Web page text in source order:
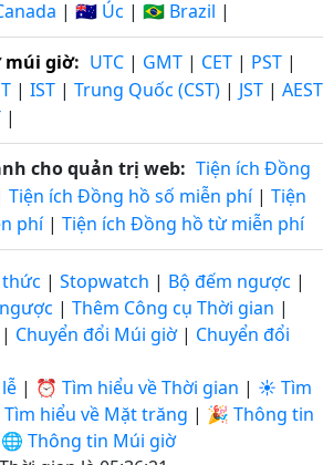
| 🇦🇺 Úc | 🇧🇷 Brazil |
múi giờ: UTC | GMT | CET | PST |
| IST | Trung Quốc (CST) | JST | AEST
|
cho quản trị web: Tiện ích Đồng
Tiện ích Đồng hồ số miễn phí| Tiện
phí| Tiện ích Đồng hồ từ miễn phí
thức | Stopwatch | Bộ đếm ngược |
| Thêm Công cụ Thời gian |
| Chuyển đổi Múi giờ | Chuyển đổi
| ⏰ Tìm hiểu về Thời gian | ☀️ Tìm
hiểu về Mặt trăng | 🎉 Thông tin
🌐 Thông tin Múi giờ